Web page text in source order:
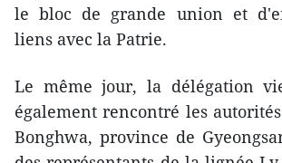
le bloc de grande union et
liens avec la Patrie.
Le même jour, la délégation
également rencontré les
Bonghwa, province de